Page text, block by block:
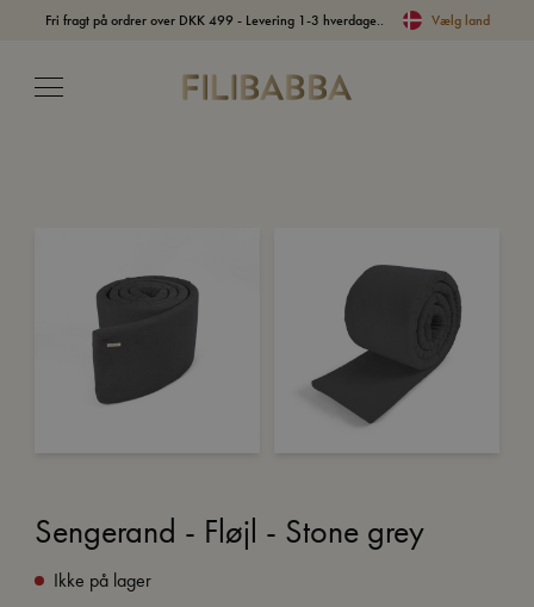
Fri fragt på ordrer over DKK 499 - Levering 1-3 hverdage.. Vælg land
Sengerand - Fløjl - Stone grey
Ikke på lager